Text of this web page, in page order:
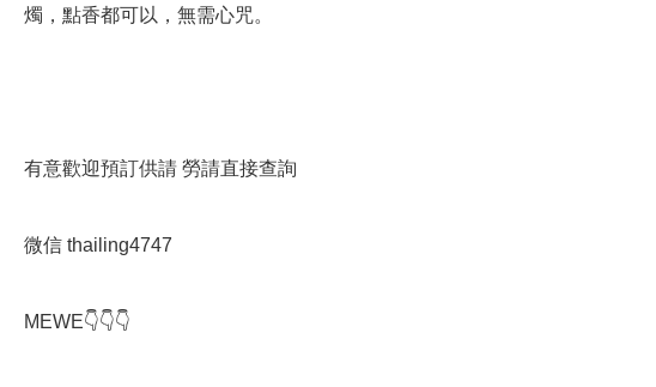
燭，點香都可以，無需心咒。
有意歡迎預訂供請 勞請直接查詢
微信 thailing4747
MEWE👇👇👇